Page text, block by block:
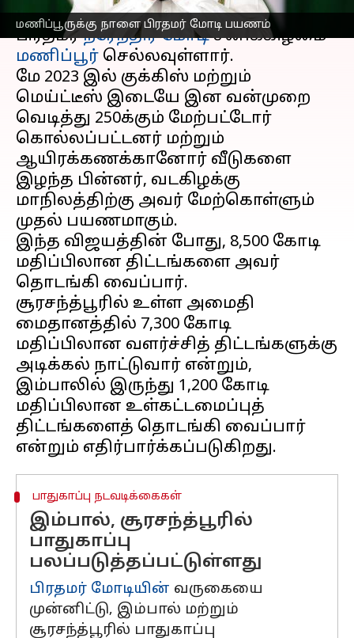
மணிப்பூருக்கு நாளை பிரதமர் மோடி பயணம்
செய்தி முன்னோட்டம்
பிரதமர்நரேந்திர மோடிசனிக்கிழமை
மணிப்பூர் செல்லவுள்ளார்.
மே 2023 இல் குக்கிஸ் மற்றும்
மெய்ட்டீஸ் இடையே இன வன்முறை
வெடித்து 250க்கும் மேற்பட்டோர்
கொல்லப்பட்டனர் மற்றும்
ஆயிரக்கணக்கானோர் வீடுகளை
இழந்த பின்னர், வடகிழக்கு
மாநிலத்திற்கு அவர் மேற்கொள்ளும்
முதல் பயணமாகும்.
இந்த விஜயத்தின் போது, ​​₹8,500 கோடி
மதிப்பிலான திட்டங்களை அவர்
தொடங்கி வைப்பார்.
சூரசந்த்பூரில் உள்ள அமைதி
மைதானத்தில் ₹7,300 கோடி
மதிப்பிலான வளர்ச்சித் திட்டங்களுக்கு
அடிக்கல் நாட்டுவார் என்றும்,
இம்பாலில் இருந்து ₹1,200 கோடி
மதிப்பிலான உள்கட்டமைப்புத்
திட்டங்களைத் தொடங்கி வைப்பார்
பாதுகாப்பு நடவடிக்கைகள்
இம்பால், சூரசந்த்பூரில்
பாதுகாப்பு
பலப்படுத்தப்பட்டுள்ளது
பிரதமர் மோடியின் வருகையை
முன்னிட்டு, இம்பால் மற்றும்
சூரசந்த்பூரில் பாதுகாப்பு